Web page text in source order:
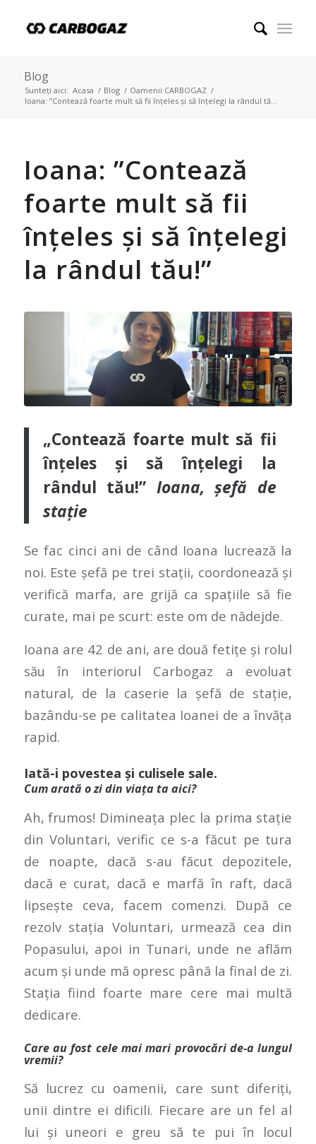
Blog
Sunteți aici: Acasa / Blog / Oamenii CARBOGAZ /
Ioana: ”Contează foarte mult să fii înțeles și să înțelegi la rândul tă...
Ioana: ”Contează
foarte mult să fii
înțeles și să înțelegi
la rândul tău!”
„Contează foarte mult să fii
înțeles și să înțelegi la
rândul tău!” Ioana, șefă de
stație
Se fac cinci ani de când Ioana lucrează la
noi. Este șefă pe trei stații, coordonează și
verifică marfa, are grijă ca spațiile să fie
curate, mai pe scurt: este om de nădejde.
Ioana are 42 de ani, are două fetițe și rolul
său în interiorul Carbogaz a evoluat
natural, de la caserie la șefă de stație,
bazându-se pe calitatea Ioanei de a învăța
rapid.
Iată-i povestea și culisele sale.
Cum arată o zi din viața ta aici?
Ah, frumos! Dimineața plec la prima stație
din Voluntari, verific ce s-a făcut pe tura
de noapte, dacă s-au făcut depozitele,
dacă e curat, dacă e marfă în raft, dacă
lipsește ceva, facem comenzi. După ce
rezolv stația Voluntari, urmează cea din
Popasului, apoi in Tunari, unde ne aflăm
acum și unde mă opresc până la final de zi.
Stația fiind foarte mare cere mai multă
dedicare.
Care au fost cele mai mari provocări de-a lungul
vremii?
Să lucrez cu oamenii, care sunt diferiți,
unii dintre ei dificili. Fiecare are un fel al
lui și uneori e greu să te pui în locul